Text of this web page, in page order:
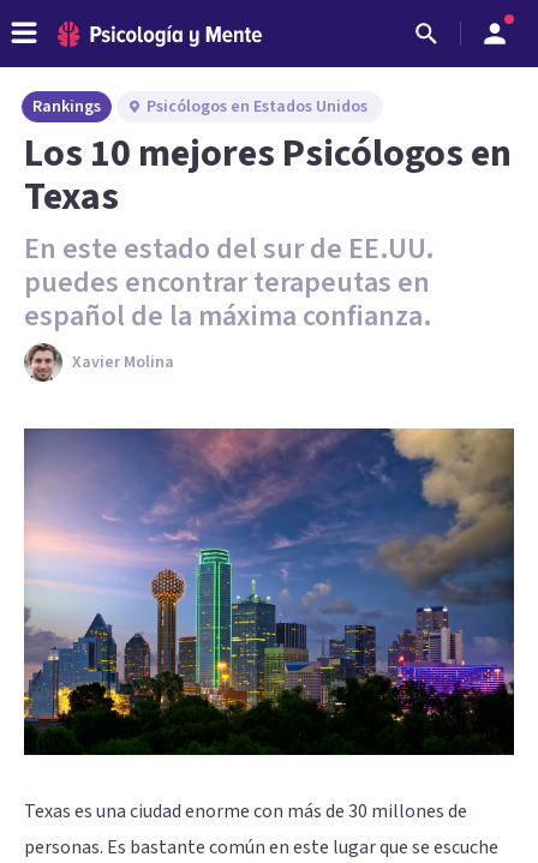
Rankings Psicólogos en Estados Unidos
Los 10 mejores Psicólogos en
Texas
En este estado del sur de EE.UU.
puedes encontrar terapeutas en
español de la máxima confianza.
Xavier Molina
Texas es una ciudad enorme con más de 30 millones de
personas. Es bastante común en este lugar que se escuche